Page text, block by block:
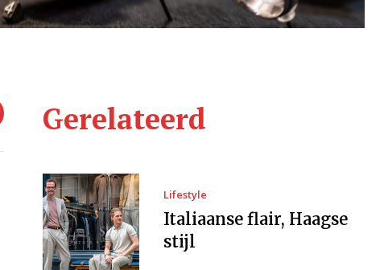
Gerelateerd
Lifestyle
Italiaanse flair, Haagse
stijl